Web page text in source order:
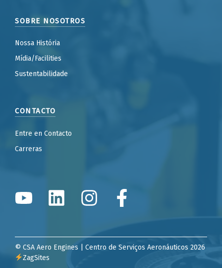
SOBRE NOSOTROS
Nossa História
Mídia/Facilities
Sustentabilidade
CONTACTO
Entre en Contacto
Carreras
© CSA Aero Engines | Centro de Serviços Aeronáuticos 2026
ZagSites